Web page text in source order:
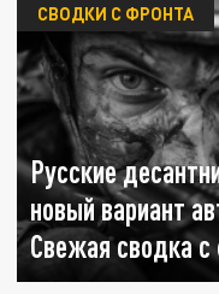
Русские
новый вариант
Свежая сводка с
СВОДКИ С ФРОНТА